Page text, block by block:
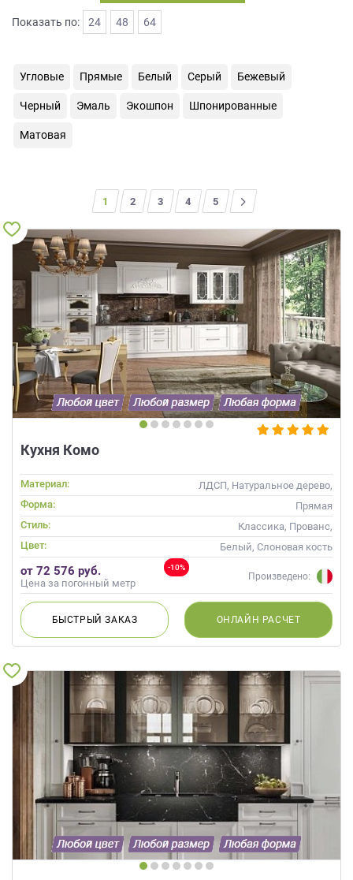
Показать по: 24 48 64
Угловые Прямые Белый Серый Бежевый
Черный Эмаль Экошпон Шпонированные
Матовая
1 2 3 4 5
>
Кухня Комо
Материал:
ЛДСП, Натуральное дерево,
Стекло, Массив
Форма:
Прямая
Стиль:
Классика, Прованс,
Скандинавский, Неоклассика
Цвет: Белый, Слоновая кость
-10%
от 72 576 руб.
Цена за погонный метр
Произведено:
БЫСТРЫЙЗАКАЗ ОНЛАЙН РАСЧЕТ
обработку
Согласие
в
порядке
условиях
Политики
обработки
персональных
данных.